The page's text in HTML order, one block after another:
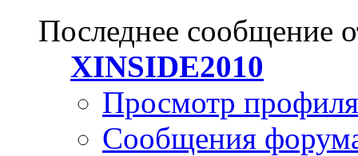
Последнее сообщение
XINSIDE2010
Просмотр профиля
Сообщения